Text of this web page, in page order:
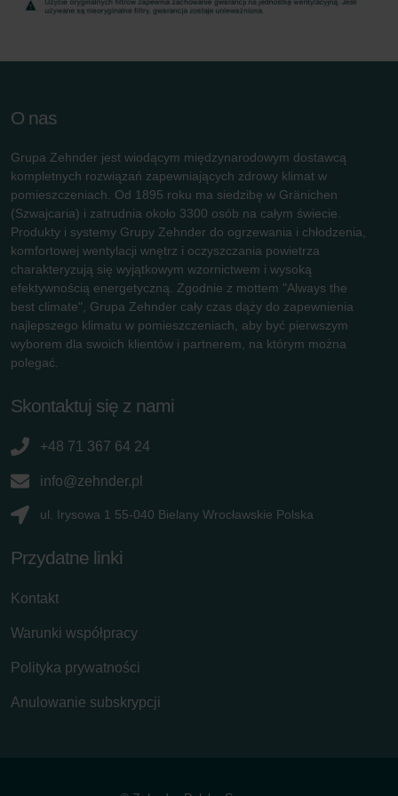
Zehnder Group Schweiz AG: Datenschutz
O nas
Grupa Zehnder jest wiodącym międzynarodowym dostawcą
kompletnych rozwiązań zapewniających zdrowy klimat w
pomieszczeniach. Od 1895 roku ma siedzibę w Gränichen
(Szwajcaria) i zatrudnia około 3300 osób na całym świecie.
Produkty i systemy Grupy Zehnder do ogrzewania i chłodzenia,
komfortowej wentylacji wnętrz i oczyszczania powietrza
charakteryzują się wyjątkowym wzornictwem i wysoką
efektywnością energetyczną. Zgodnie z mottem "Always the
best climate", Grupa Zehnder cały czas dąży do zapewnienia
najlepszego klimatu w pomieszczeniach, aby być pierwszym
wyborem dla swoich klientów i partnerem, na którym można
polegać.
Skontaktuj się z nami
+48 71 367 64 24
info@zehnder.pl
ul. Irysowa 1 55-040 Bielany Wrocławskie Polska
Przydatne linki
Kontakt
Warunki współpracy
Polityka prywatności
Anulowanie subskrypcji